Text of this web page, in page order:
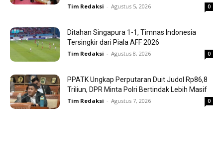
Tim Redaksi - Agustus 5, 2026 0
Ditahan Singapura 1-1, Timnas Indonesia
Tersingkir dari Piala AFF 2026
Tim Redaksi - Agustus 8, 2026 0
PPATK Ungkap Perputaran Duit Judol Rp86,8
Triliun, DPR Minta Polri Bertindak Lebih Masif
Tim Redaksi - Agustus 7, 2026 0